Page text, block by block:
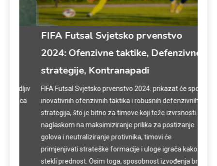
FIFA Futsal Svjetsko prvenstvo
2024: Ofenzivne taktike, Defenzivne
strategije, Kontranapadi
FIFA Futsal Svjetsko prvenstvo 2024. prikazat će spoj
inovativnih ofenzivnih taktika i robusnih defenzivnih
strategija, što je bitno za timove koji teže izvrsnosti. S
naglaskom na maksimiziranje prilika za postizanje
golova i neutraliziranje protivnika, timovi će
primjenjivati strateške formacije i uloge igrača kako bi
stekli prednost. Osim toga, sposobnost izvođenja brzih